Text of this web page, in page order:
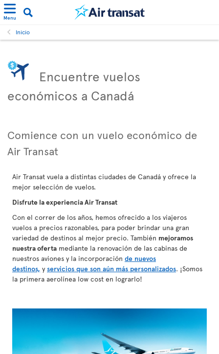
Menu
Inicio
Encuentre vuelos
económicos a Canadá
Comience con un vuelo económico de
Air Transat
Air Transat vuela a distintas ciudades de Canadá y ofrece la
mejor selección de vuelos.
Disfrute la experiencia Air Transat
Con el correr de los años, hemos ofrecido a los viajeros
vuelos a precios razonables, para poder brindar una gran
variedad de destinos al mejor precio. También mejoramos
nuestra oferta mediante la renovación de las cabinas de
nuestros aviones y la incorporación de nuevos
destinos, y servicios que son aún más personalizados. ¡Somos
la primera aerolínea low cost en lograrlo!